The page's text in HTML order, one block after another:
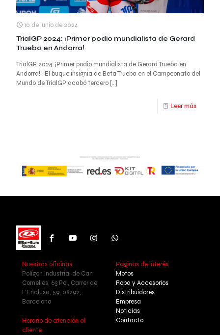
10 de junio de 2024
TrialGP 2024: ¡Primer podio mundialista de Gerard
Trueba en Andorra!
TrialGP 2024: ¡Primer podio mundialista de Gerard Trueba en
Andorra! El buque insignia de Beta Trueba en el Campeonato del
Mundo de TrialGP acabó tercero […]
Leer más
Nuestras oficinas
Polígon Industrial de Can
Comelles, 63 Pol, Carrer de
L'Enclusa, 59, 08292,
Barcelona
Horario de atención al
cliente
Paginas de interés
Motos
Ropa y Accesorios
Distribuidores
Empresa
Noticias
Contacto